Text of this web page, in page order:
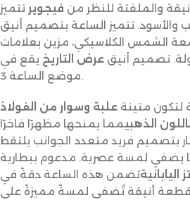
والملفتة للنظر من فيجوير تتميز
تتميز الساعة بتصميم أنيق
الشمس الكلاسيكي، مزين بعلامات
تصميم أنيق عرض التاريخ يقع في
موضع الساعة 3.
لتكون متينة علبة وسوار من الفولاذ
الذهبيمما يمنحها مظهرًا فاخرًا
بتصميم فريد متعدد الجوانب يلتقط
يضفي لمسة عصرية. مدعوم ببطارية
اليابانيةتضمن هذه الساعة دقةً في
قطعة أنيقة تُضفي لمسةً مميزةً على